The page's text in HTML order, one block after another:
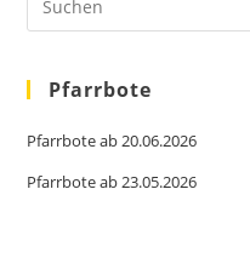
Pfarrbote
Pfarrbote ab 20.06.2026
Pfarrbote ab 23.05.2026